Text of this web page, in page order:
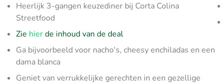
Heerlijk 3-gangen keuzediner bij Corta Colina
Streetfood
Zie hierde inhoud van de deal
Ga bijvoorbeeld voor nacho's, cheesy enchiladas en een
dama blanca
Geniet van verrukkelijke gerechten in een gezellige